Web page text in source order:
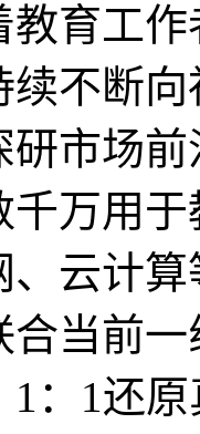
教育工
续不断
研市场
万用
、云计
合当前
1：1还